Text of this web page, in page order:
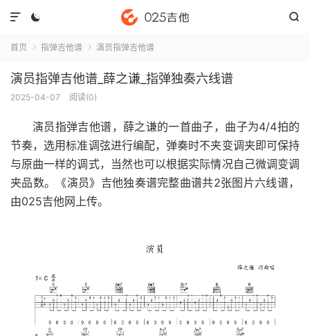
 

首页  指弹吉他谱  演员指弹吉他谱
演员指弹吉他谱_薛之谦_指弹独奏六线谱
2025-04-07 阅读(0)
演员指弹吉他谱，薛之谦的一首曲子，曲子为4/4拍的
节奏，选用标准调弦进行编配，弹奏时不夹变调夹即可保持
与原曲一样的调式，当然也可以根据实际情况自己微调变调
夹品数。《演员》吉他独奏谱完整曲谱共2张图片六线谱，
由025吉他网上传。